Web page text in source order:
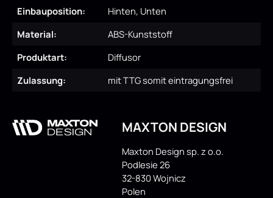
Einbauposition:
Hinten, Unten
Material:
ABS-Kunststoff
Produktart:
Diffusor
Zulassung:
mit TTG somit eintragungsfrei
MAXTON DESIGN
Maxton Design sp. z o.o.
Podlesie 26
32-830 Wojnicz
Polen